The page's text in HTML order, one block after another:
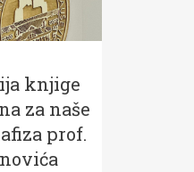
knjige
za naše
prof.